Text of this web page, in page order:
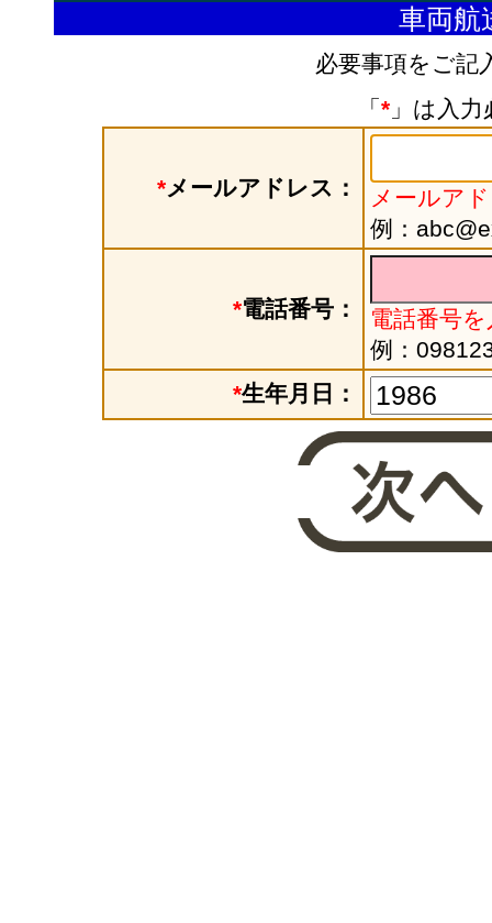
車両航
必要事項をご記
「 *」は入力
*メールアドレス：
メールア
例：
*電話番号：
電話番号
例：
*生年月日：